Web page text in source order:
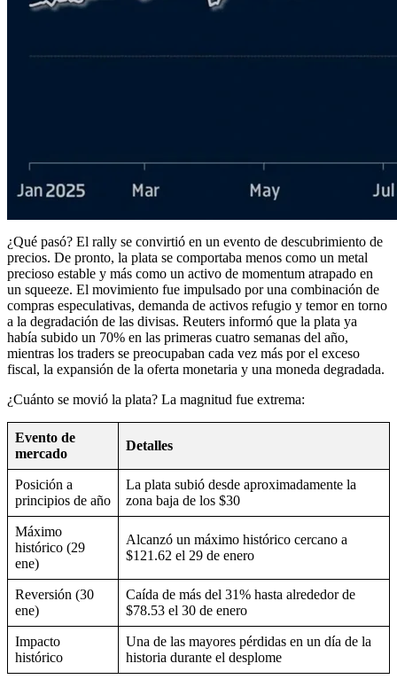
¿Qué pasó? El rally se convirtió en un evento de descubrimiento de
precios. De pronto, la plata se comportaba menos como un metal
precioso estable y más como un activo de momentum atrapado en
un squeeze. El movimiento fue impulsado por una combinación de
compras especulativas, demanda de activos refugio y temor en torno
a la degradación de las divisas. Reuters informó que la plata ya
había subido un 70% en las primeras cuatro semanas del año,
mientras los traders se preocupaban cada vez más por el exceso
fiscal, la expansión de la oferta monetaria y una moneda degradada.
¿Cuánto se movió la plata? La magnitud fue extrema:
Evento de
mercado
Detalles
Posición a
principios de año
La plata subió desde aproximadamente la
zona baja de los $30
Máximo
histórico (29
ene)
Alcanzó un máximo histórico cercano a
$121.62 el 29 de enero
Reversión (30
ene)
Caída de más del 31% hasta alrededor de
$78.53 el 30 de enero
Impacto
histórico
Una de las mayores pérdidas en un día de la
historia durante el desplome